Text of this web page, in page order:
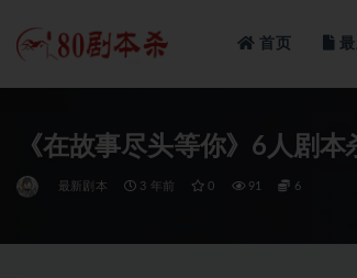
首页 最
《在故事尽头等你》6人剧
最新剧本 3 年前 0 91 6